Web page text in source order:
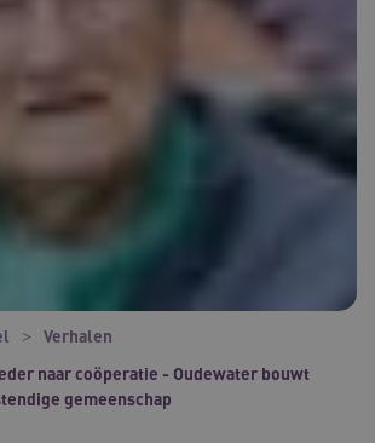
Verhalen
naar coöperatie - Oudewater bouwt
gemeenschap